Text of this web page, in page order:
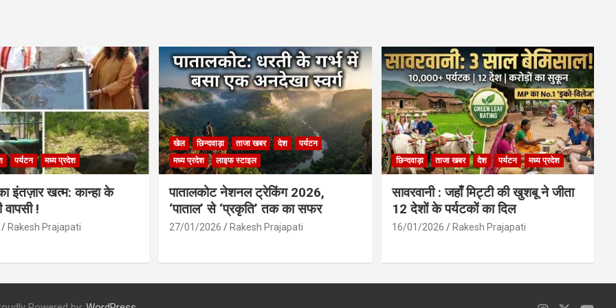
o
o
k
A
p
p
पर्यटन मध्य प्रदेश
इंतज़ार खत्म: कान्हा के
वापसी !
Rakesh Prajapati
खेल छिन्दवाड़ा ताजा खबर देश
पर्यटन
मध्य प्रदेश
लाइफ स्टाइल
पातालकोट नेशनल ट्रेकिंग 2026,
‘पाताल’ से ‘प्रकृति’ तक का सफर
27/01/2026 Rakesh Prajapati
छिन्दवाड़ा ताजा खबर देश पर्यटन मध्य प्रदेश
सावरवानी : जहाँ मिट्टी की खुशबू ने जीता
12 देशों के पर्यटकों का दिल
16/01/2026 Rakesh Prajapati